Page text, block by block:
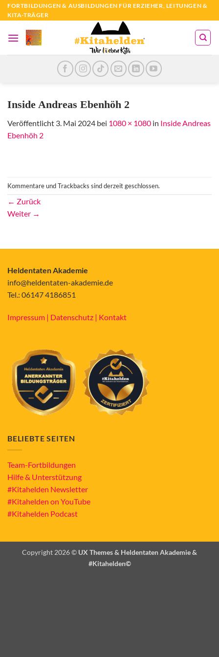
Zum
Inhalt
springen
FORTBILDUNGEN & AUSBILDUNGEN FÜR ERZIEHER, LEITUNGEN &
KITA-TRÄGER
Inside Andreas Ebenhöh 2
Veröffentlicht 3. Mai 2024 bei 1080 × 1080 in Inside Andreas
Ebenhöh 2
Kommentare und Trackbacks sind derzeit geschlossen.
← Zurück
Weiter →
Heldentaten Akademie
info@heldentaten-akademie.de
Tel.: 06147 4186851
Impressum | Datenschutz | Kontakt
BELIEBTE SEITEN
Team-Fortbildungen
Hilfe & Unterstützung
#Kitahelden Newsletter
#Kitahelden on YouTube
#Kitahelden Podcast
Copyright 2026 © UX Themes & Heldentaten Akademie &
#Kitahelden©